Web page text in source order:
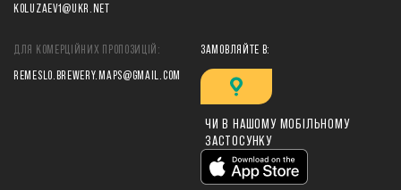
KOLUZAEV1@UKR.NET
ДЛЯ КОМЕРЦІЙНИХ ПРОПОЗИЦІЙ:
REMESLO.BREWERY.MAPS@GMAIL.COM
ЗАМОВЛЯЙТЕ В:
ЧИ В НАШОМУ МОБІЛЬНОМУ
ЗАСТОСУНКУ